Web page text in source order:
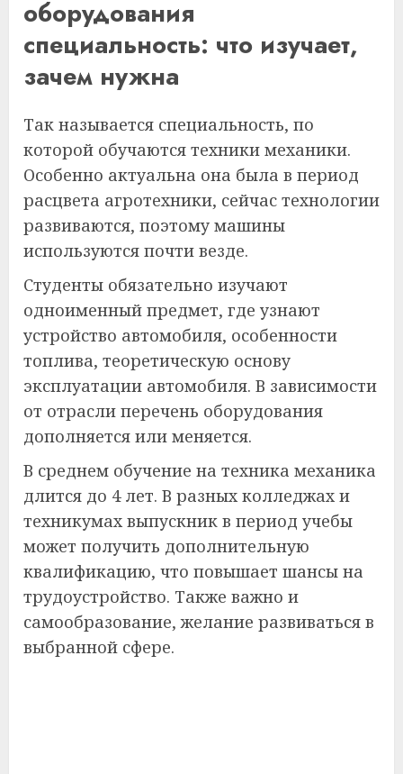
оборудования
специальность: что изучает,
зачем нужна
Так называется специальность, по
которой обучаются техники механики.
Особенно актуальна она была в период
расцвета агротехники, сейчас технологии
развиваются, поэтому машины
используются почти везде.
Студенты обязательно изучают
одноименный предмет, где узнают
устройство автомобиля, особенности
топлива, теоретическую основу
эксплуатации автомобиля. В зависимости
от отрасли перечень оборудования
дополняется или меняется.
В среднем обучение на техника механика
длится до 4 лет. В разных колледжах и
техникумах выпускник в период учебы
может получить дополнительную
квалификацию, что повышает шансы на
трудоустройство. Также важно и
самообразование, желание развиваться в
выбранной сфере.